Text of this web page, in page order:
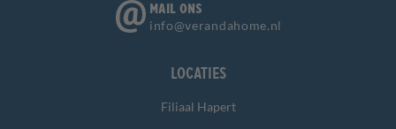
MAIL ONS
info@verandahome.nl
Locaties
Filiaal Hapert